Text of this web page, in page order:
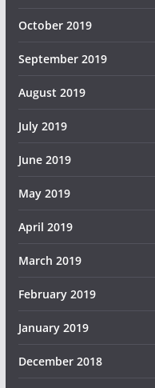
October 2019
September 2019
August 2019
July 2019
June 2019
May 2019
April 2019
March 2019
February 2019
January 2019
December 2018